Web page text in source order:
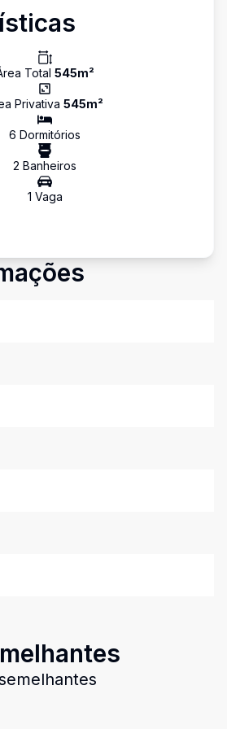
Total 545m²
Privativa 545m²
6 Dormitórios
2 Banheiros
1 Vaga